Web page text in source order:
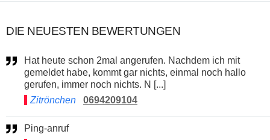
DIE NEUESTEN BEWERTUNGEN
Hat heute schon 2mal angerufen. Nachdem ich mit
gemeldet habe, kommt gar nichts, einmal noch hallo
gerufen, immer noch nichts. N [...]
Zitrönchen
0694209104
Ping-anruf